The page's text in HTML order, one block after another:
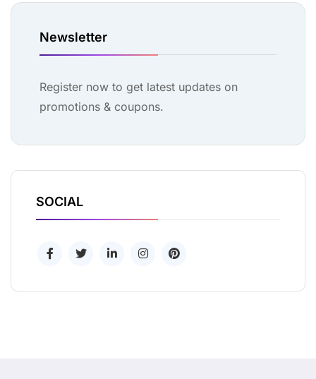
Newsletter
Register now to get latest updates on
promotions & coupons.
SOCIAL